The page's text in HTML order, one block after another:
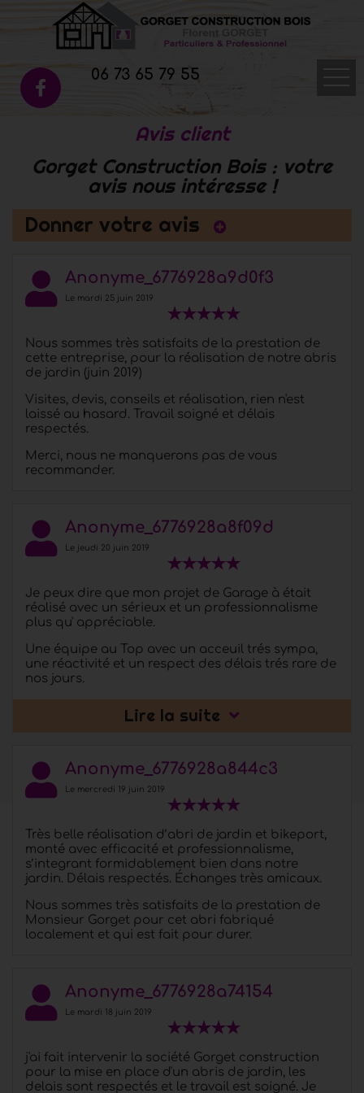
06 73 65 79 55
Accueil
Abris de jardin
Garages
Galerie photos
Terrasse en bois
Bureaux et Chalets
Préaux
Abris voiture et Carports
Dalles béton
Autres travaux
Avis client
Gorget Construction Bois : votre
avis nous intéresse !
Donner votre avis
Anonyme_6776928a9d0f3
Le mardi 25 juin 2019
Nous sommes très satisfaits de la prestation de
cette entreprise, pour la réalisation de notre abris
de jardin (juin 2019)
Visites, devis, conseils et réalisation, rien n'est
laissé au hasard. Travail soigné et délais
respectés.
Merci, nous ne manquerons pas de vous
recommander.
Anonyme_6776928a8f09d
Le jeudi 20 juin 2019
Je peux dire que mon projet de Garage à était
réalisé avec un sérieux et un professionnalisme
plus qu' appréciable.
Une équipe au Top avec un acceuil trés sympa,
une réactivité et un respect des délais trés rare de
nos jours.
Lire la suite
Anonyme_6776928a844c3
Le mercredi 19 juin 2019
Très belle réalisation d’abri de jardin et bikeport,
monté avec efficacité et professionnalisme,
s’integrant formidablement bien dans notre
jardin. Délais respectés. Échanges très amicaux.
Nous sommes très satisfaits de la prestation de
Monsieur Gorget pour cet abri fabriqué
localement et qui est fait pour durer.
Anonyme_6776928a74154
Le mardi 18 juin 2019
j'ai fait intervenir la société Gorget construction
pour la mise en place d'un abris de jardin, les
delais sont respectés et le travail est soigné. Je